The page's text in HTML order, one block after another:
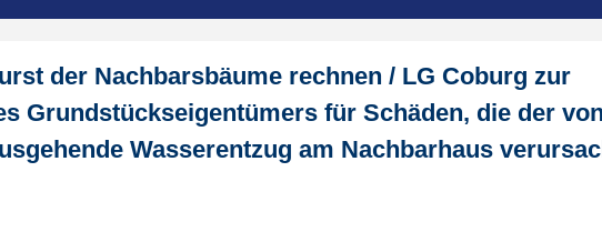
der Nachbarsbäume rechnen / LG Coburg zur
Grundstückseigentümers für Schäden, die der von
Wasserentzug am Nachbarhaus